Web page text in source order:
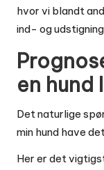
hvor vi blandt
ind- og
en hund
Det naturlige
min hund have
Her er det